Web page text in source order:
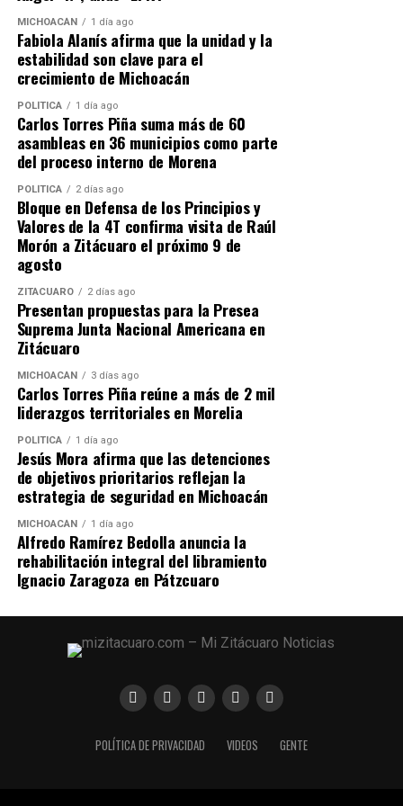
escritura, así como las principales publicaciones en este
tema.
El profesor Romeo Pascual habló de los trabajos
actuales para el fortalecimiento de la lengua y una
propuesta para proyectar la educación intercultural en
el nivel superior.
En el tercer día de actividades se desarrolló el taller
“Experiencias y acuerdos para la enseñanza de la lengua
materna en la UIIM”, teniendo como ponentes a Ismael
García Marcelino, en Arte y Patrimonio Cultural; Dante
Cerano Bautista, en Comunicación Intercultural; Ramón
Torres Sánchez, en Lengua y Cultura; Bulmaro González
Ambrosio, del Centro de Enseñanza de Lenguas y Jorge
Antonio Joaquín, en Diplomados de Lengua Purépecha.
De manera paralela, la UIIM participó en un panel con
motivo del Día de la Lengua Materna, organizado por la
Comisión Interinstitucional para la Cultura de los
Pueblos Indígenas de Michoacán (CICPIM), el cual tuvo
como objetivo la exposición del trabajo que realizan
instituciones municipales, estatales y federales, a favor
de la lengua materna. Los eventos se realizaron en la
comunidad de Teremendo, municipio de Morelia y en el
Museo del Estado.
Comparte con:
MICHOACÁN 1 día ago
Fabiola Alanís afirma que la unidad y la
estabilidad son clave para el
crecimiento de Michoacán
POLÍTICA 1 día ago
Carlos Torres Piña suma más de 60
asambleas en 36 municipios como parte
del proceso interno de Morena
POLÍTICA 2 días ago
Bloque en Defensa de los Principios y
Valores de la 4T confirma visita de Raúl
Morón a Zitácuaro el próximo 9 de
agosto
ZITÁCUARO 2 días ago
Presentan propuestas para la Presea
Suprema Junta Nacional Americana en
Zitácuaro
MICHOACÁN 3 días ago
Carlos Torres Piña reúne a más de 2 mil
liderazgos territoriales en Morelia
POLÍTICA 1 día ago
Jesús Mora afirma que las detenciones
de objetivos prioritarios reflejan la
estrategia de seguridad en Michoacán
MICHOACÁN 1 día ago
Alfredo Ramírez Bedolla anuncia la
rehabilitación integral del libramiento
Ignacio Zaragoza en Pátzcuaro
POLÍTICA DE PRIVACIDAD VIDEOS GENTE